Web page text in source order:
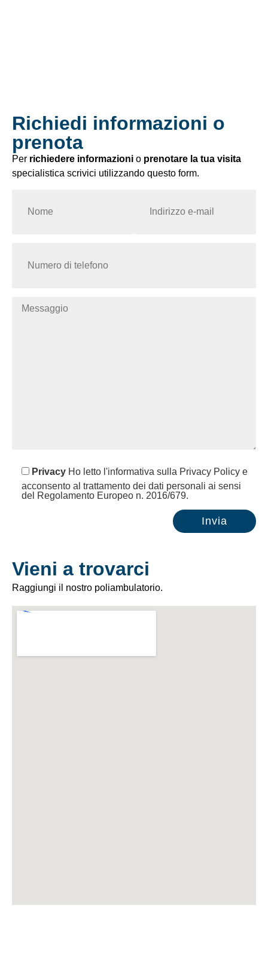
Richiedi informazioni o
prenota
Per richiedere informazioni o prenotare la tua visita
specialistica scrivici utilizzando questo form.
Privacy Ho letto l'informativa sulla Privacy Policy e
acconsento al trattamento dei dati personali ai sensi
del Regolamento Europeo n. 2016/679.
Vieni a trovarci
Raggiungi il nostro poliambulatorio.